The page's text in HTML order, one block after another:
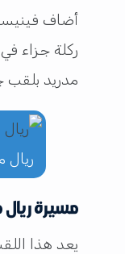
أضاف
مدريد بلقب
ريال
مسيرة ريال
يعد هذا